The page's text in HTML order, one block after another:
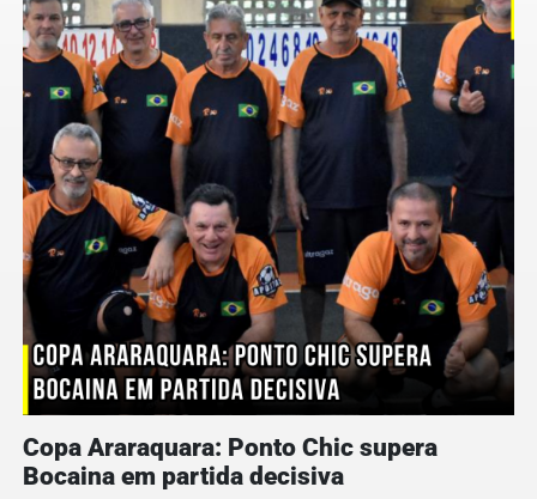
Copa Araraquara: Ponto Chic supera
Bocaina em partida decisiva